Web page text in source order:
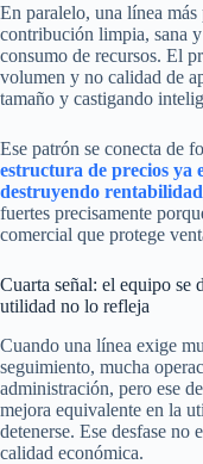
En paralelo, una línea más
contribución limpia, sana
consumo de recursos. El
volumen y no calidad de
tamaño y castigando
Ese patrón se conecta de
estructura de precios ya
destruyendo rentabilidad
fuertes precisamente
comercial que protege
Cuarta señal: el equipo se
utilidad no lo refleja
Cuando una línea exige
seguimiento, mucha
administración, pero ese
mejora equivalente en la
detenerse. Ese desfase no
calidad económica.